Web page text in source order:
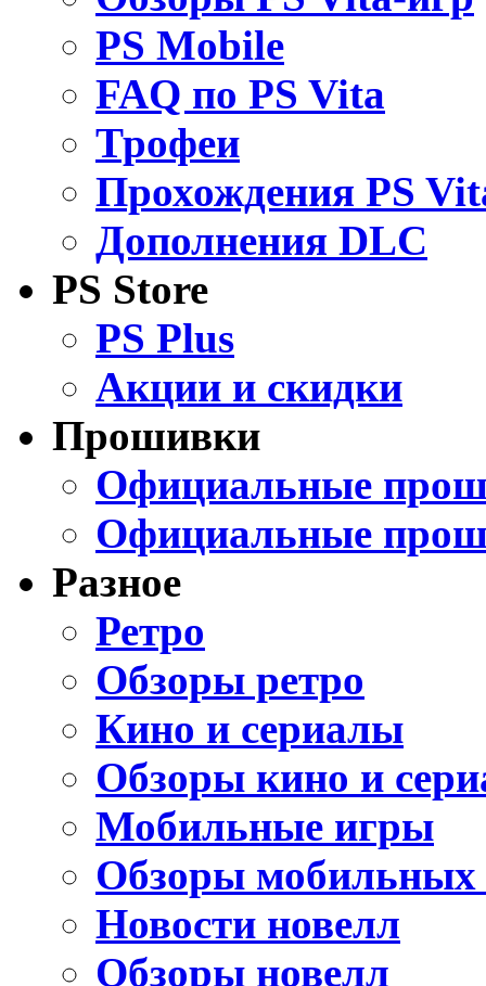
PS Mobile
FAQ по PS Vita
Трофеи
Прохождения PS
Дополнения DLC
PS Store
PS Plus
Акции и скидки
Прошивки
Официальные
Официальные
Разное
Ретро
Обзоры ретро
Кино и сериалы
Обзоры кино и
Мобильные игры
Обзоры мобильных
Новости новелл
Обзоры новелл